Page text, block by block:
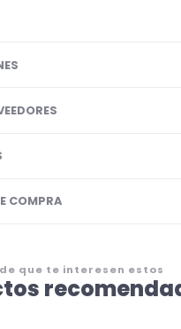
COMPRA
que te interesen estos